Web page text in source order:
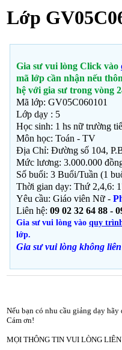
Lớp
Gia sư vui lòng Click vào
mã lớp cần nhận nếu
hệ với gia sư trong vòng
Mã lớp: GV05C060101
Lớp dạy : 5
Học sinh: 1 hs nữ trường
Môn học: Toán - TV
Địa Chỉ: Đường số 104,
Mức lương: 3.000.000
Số buổi: 3 Buổi/Tuần (1
Thời gian dạy: Thứ 2,4,6:
Yêu cầu: Giáo viên Nữ -
Liên hệ: 09 02 32 64 88 -
Gia sư vui lòng vào quy
lớp.
Gia sư vui lòng không
Nếu bạn có nhu cầu giảng dạy hãy
Cám ơn!
MỌI THÔNG TIN VUI LÒNG